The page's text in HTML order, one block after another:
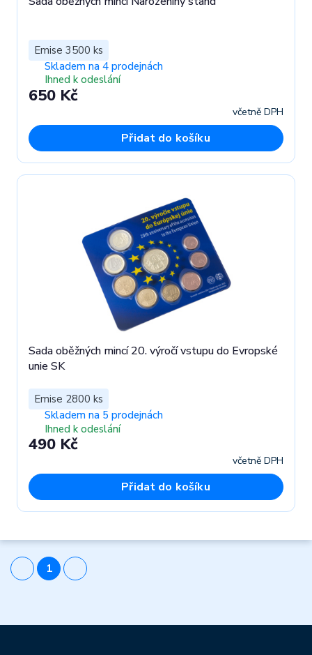
Emise 3500 ks
Skladem na 4 prodejnách
Ihned k odeslání
650 Kč
včetně DPH
Přidat do košíku
Sada oběžných mincí 20. výročí vstupu do Evropské
unie SK
Emise 2800 ks
Skladem na 5 prodejnách
Ihned k odeslání
490 Kč
včetně DPH
Přidat do košíku
1